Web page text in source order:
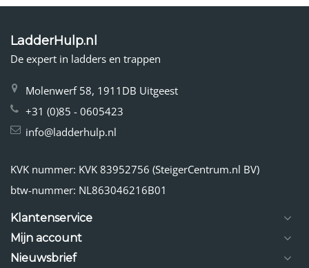
LadderHulp.nl
De expert in ladders en trappen
Molenwerf 58, 1911DB Uitgeest
+31 (0)85 - 0605423
info@ladderhulp.nl
KVK nummer: KVK 83952756 (SteigerCentrum.nl BV)
btw-nummer: NL863046216B01
Klantenservice
Mijn account
Nieuwsbrief